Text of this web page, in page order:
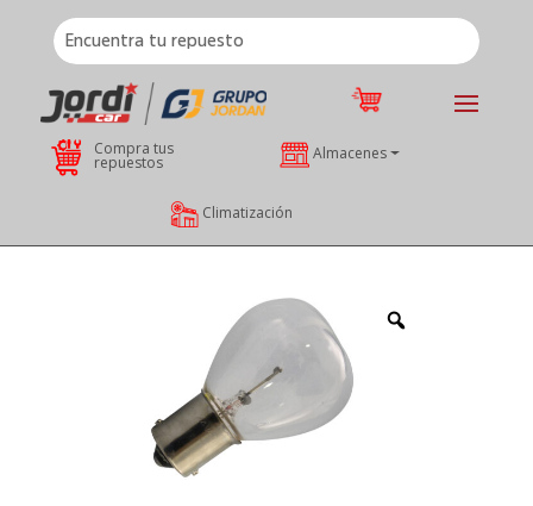
Compra tus
repuestos Almacenes
Climatización